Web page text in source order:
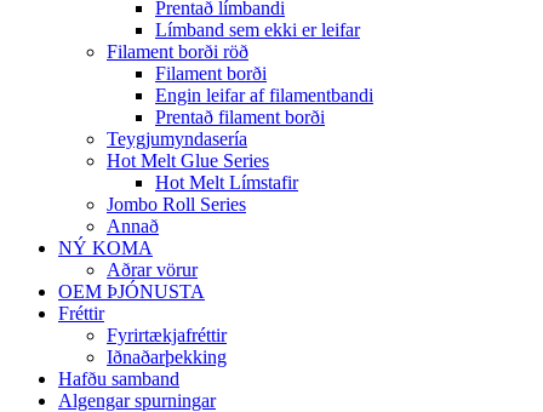
Prentað límbandi
Límband sem ekki er leifar
Filament borði röð
Filament borði
Engin leifar af filamentbandi
Prentað filament borði
Teygjumyndasería
Hot Melt Glue Series
Hot Melt Límstafir
Jombo Roll Series
Annað
NÝ KOMA
Aðrar vörur
OEM ÞJÓNUSTA
Fréttir
Fyrirtækjafréttir
Iðnaðarþekking
Hafðu samband
Algengar spurningar